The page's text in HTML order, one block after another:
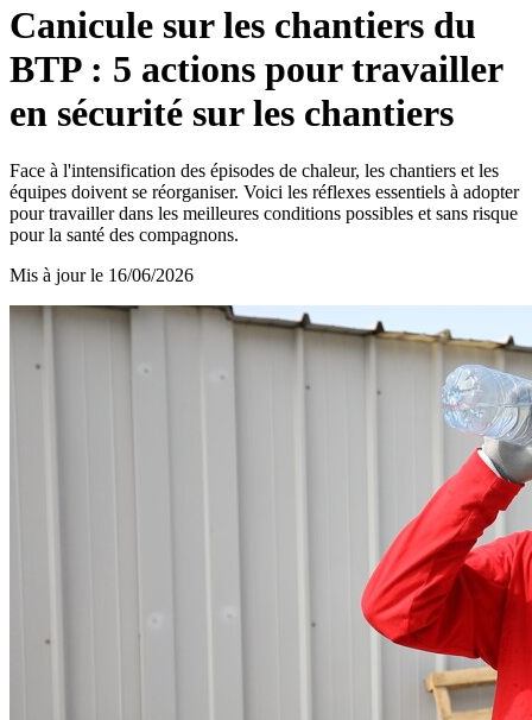
Canicule sur les chantiers du
BTP : 5 actions pour travailler
en sécurité sur les chantiers
Face à l'intensification des épisodes de chaleur, les chantiers et les
équipes doivent se réorganiser. Voici les réflexes essentiels à adopter
pour travailler dans les meilleures conditions possibles et sans risque
pour la santé des compagnons.
Mis à jour le 16/06/2026